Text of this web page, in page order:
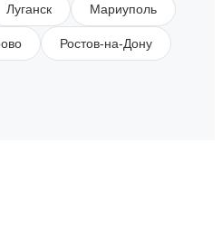
Луганск Мариуполь
Ростов-на-Дону